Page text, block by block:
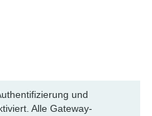
und
Alle Gateway-